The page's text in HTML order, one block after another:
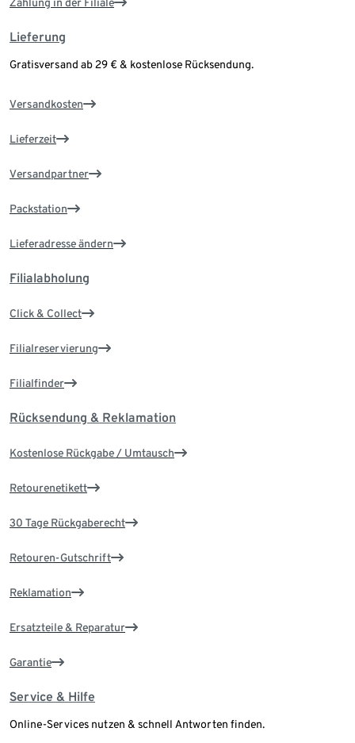
Zahlung in der Filiale
Lieferung
Gratisversand ab 29 € & kostenlose Rücksendung.
Versandkosten
Lieferzeit
Versandpartner
Packstation
Lieferadresse ändern
Filialabholung
Click & Collect
Filialreservierung
Filialfinder
Rücksendung & Reklamation
Kostenlose Rückgabe / Umtausch
Retourenetikett
30 Tage Rückgaberecht
Retouren-Gutschrift
Reklamation
Ersatzteile & Reparatur
Garantie
Service & Hilfe
Online-Services nutzen & schnell Antworten finden.